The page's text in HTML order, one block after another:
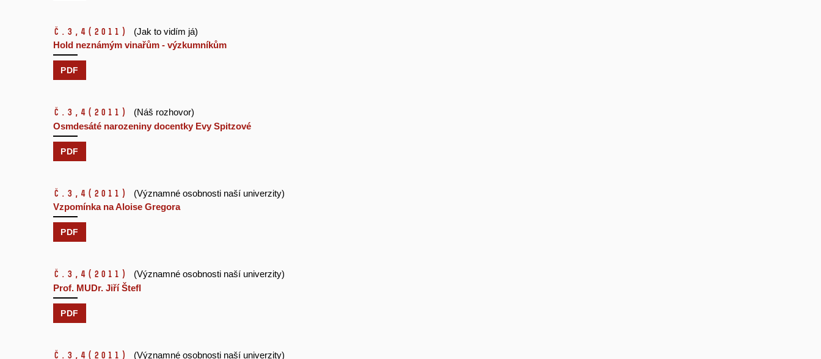
č.3,4 (2011)
(Jak to vidím já)
Hold neznámým vinařům - výzkumníkům
PDF
č.3,4 (2011)
(Náš rozhovor)
Osmdesáté narozeniny docentky Evy Spitzové
PDF
č.3,4 (2011)
(Významné osobnosti naší univerzity)
Vzpomínka na Aloise Gregora
PDF
č.3,4 (2011)
(Významné osobnosti naší univerzity)
Prof. MUDr. Jiří Štefl
PDF
č.3,4 (2011) (Významné osobnosti naší univerzity)